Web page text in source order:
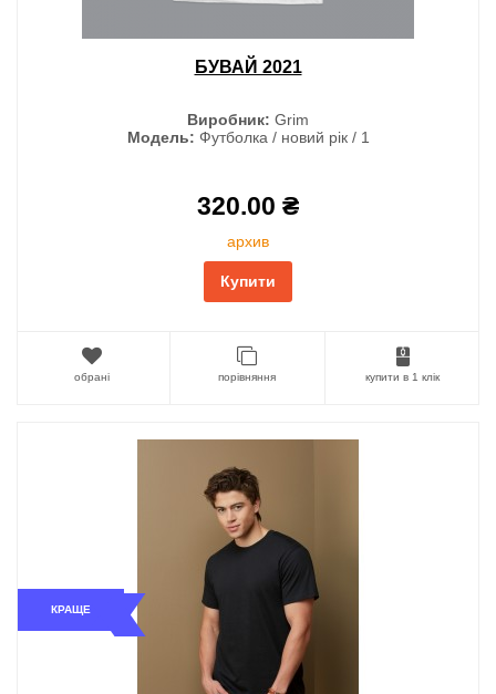
БУВАЙ 2021
Виробник: Grim
Модель: Футболка / новий рік / 1
320.00 ₴
архив
Купити
обрані порівняння купити в 1 клік
КРАЩЕ